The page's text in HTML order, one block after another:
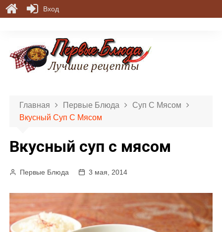
Главная Первые Блюда
Суп С Мясом
Вкусный Суп С Мясом
Вкусный суп с мясом
Первые Блюда 3 мая, 2014
Вход